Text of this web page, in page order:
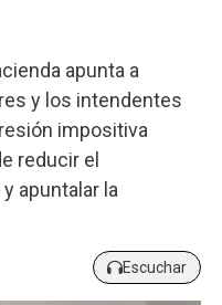
apunta a
y los intendentes
impositiva
reducir el
apuntalar la
Escuchar